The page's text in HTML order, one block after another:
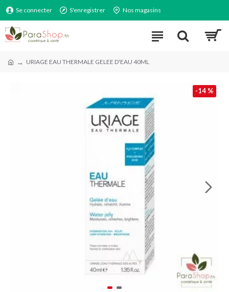
Se connecter S'enregistrer Nos magasins
URIAGE EAU THERMALE GELEE D'EAU 40ML
-14 %